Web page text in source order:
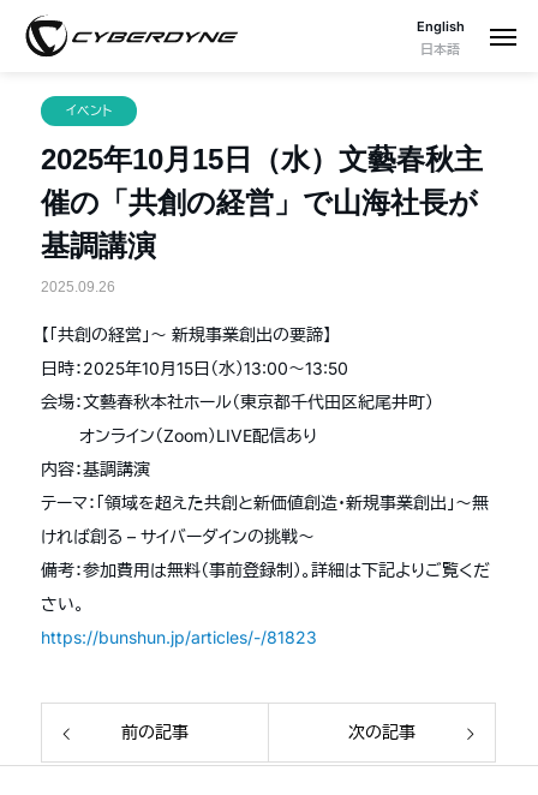
English
日本語
イベント
2025年10月15日（水）文藝春秋主
催の「共創の経営」で山海社長が
基調講演
2025.09.26
【「共創の経営」～ 新規事業創出の要諦】
日時：2025年10月15日（水）13:00～13:50
会場：文藝春秋本社ホール（東京都千代田区紀尾井町）
オンライン（Zoom）LIVE配信あり
内容：基調講演
テーマ：「領域を超えた共創と新価値創造・新規事業創出」〜無
ければ創る – サイバーダインの挑戦〜
備考：参加費用は無料（事前登録制）。詳細は下記よりご覧くだ
さい。
https://bunshun.jp/articles/-/81823
前の記事 次の記事